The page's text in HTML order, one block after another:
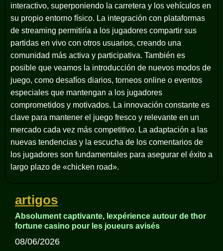
interactivo, superponiendo la carretera y los vehículos en
su propio entorno físico. La integración con plataformas
de streaming permitiría a los jugadores compartir sus
partidas en vivo con otros usuarios, creando una
comunidad más activa y participativa. También es
posible que veamos la introducción de nuevos modos de
juego, como desafíos diarios, torneos online o eventos
especiales que mantengan a los jugadores
comprometidos y motivados. La innovación constante es
clave para mantener el juego fresco y relevante en un
mercado cada vez más competitivo. La adaptación a las
nuevas tendencias y la escucha de los comentarios de
los jugadores son fundamentales para asegurar el éxito a
largo plazo de «chicken road».
artigos
Absolument captivante, lexpérience autour de thor
fortune casino pour les joueurs avisés
08/06/2026